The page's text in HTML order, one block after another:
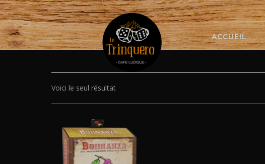
Skip
to
content
ACCUEIL
Voici le seul résultat